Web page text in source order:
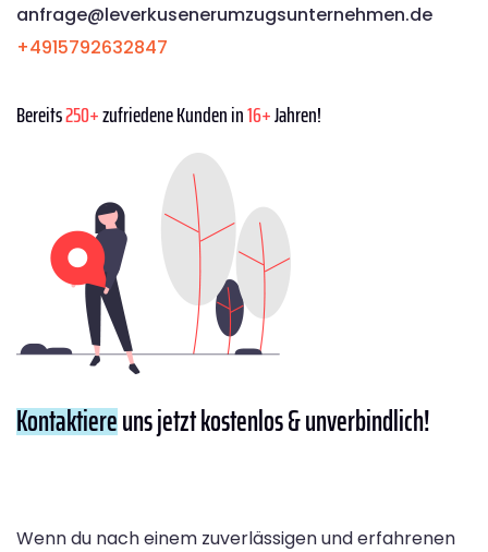
anfrage@leverkusenerumzugsunternehmen.de
+4915792632847
Bereits250+zufriedene Kunden in16+Jahren!
Kontaktiereuns jetzt kostenlos & unverbindlich!
Wenn du nach einem zuverlässigen und erfahrenen